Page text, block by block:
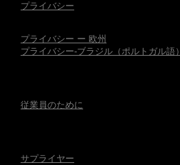
プライバシー
プライバシー ー 欧州
プライバシー-ブラジル（ポルトガル語）
従業員のために
サプライヤー